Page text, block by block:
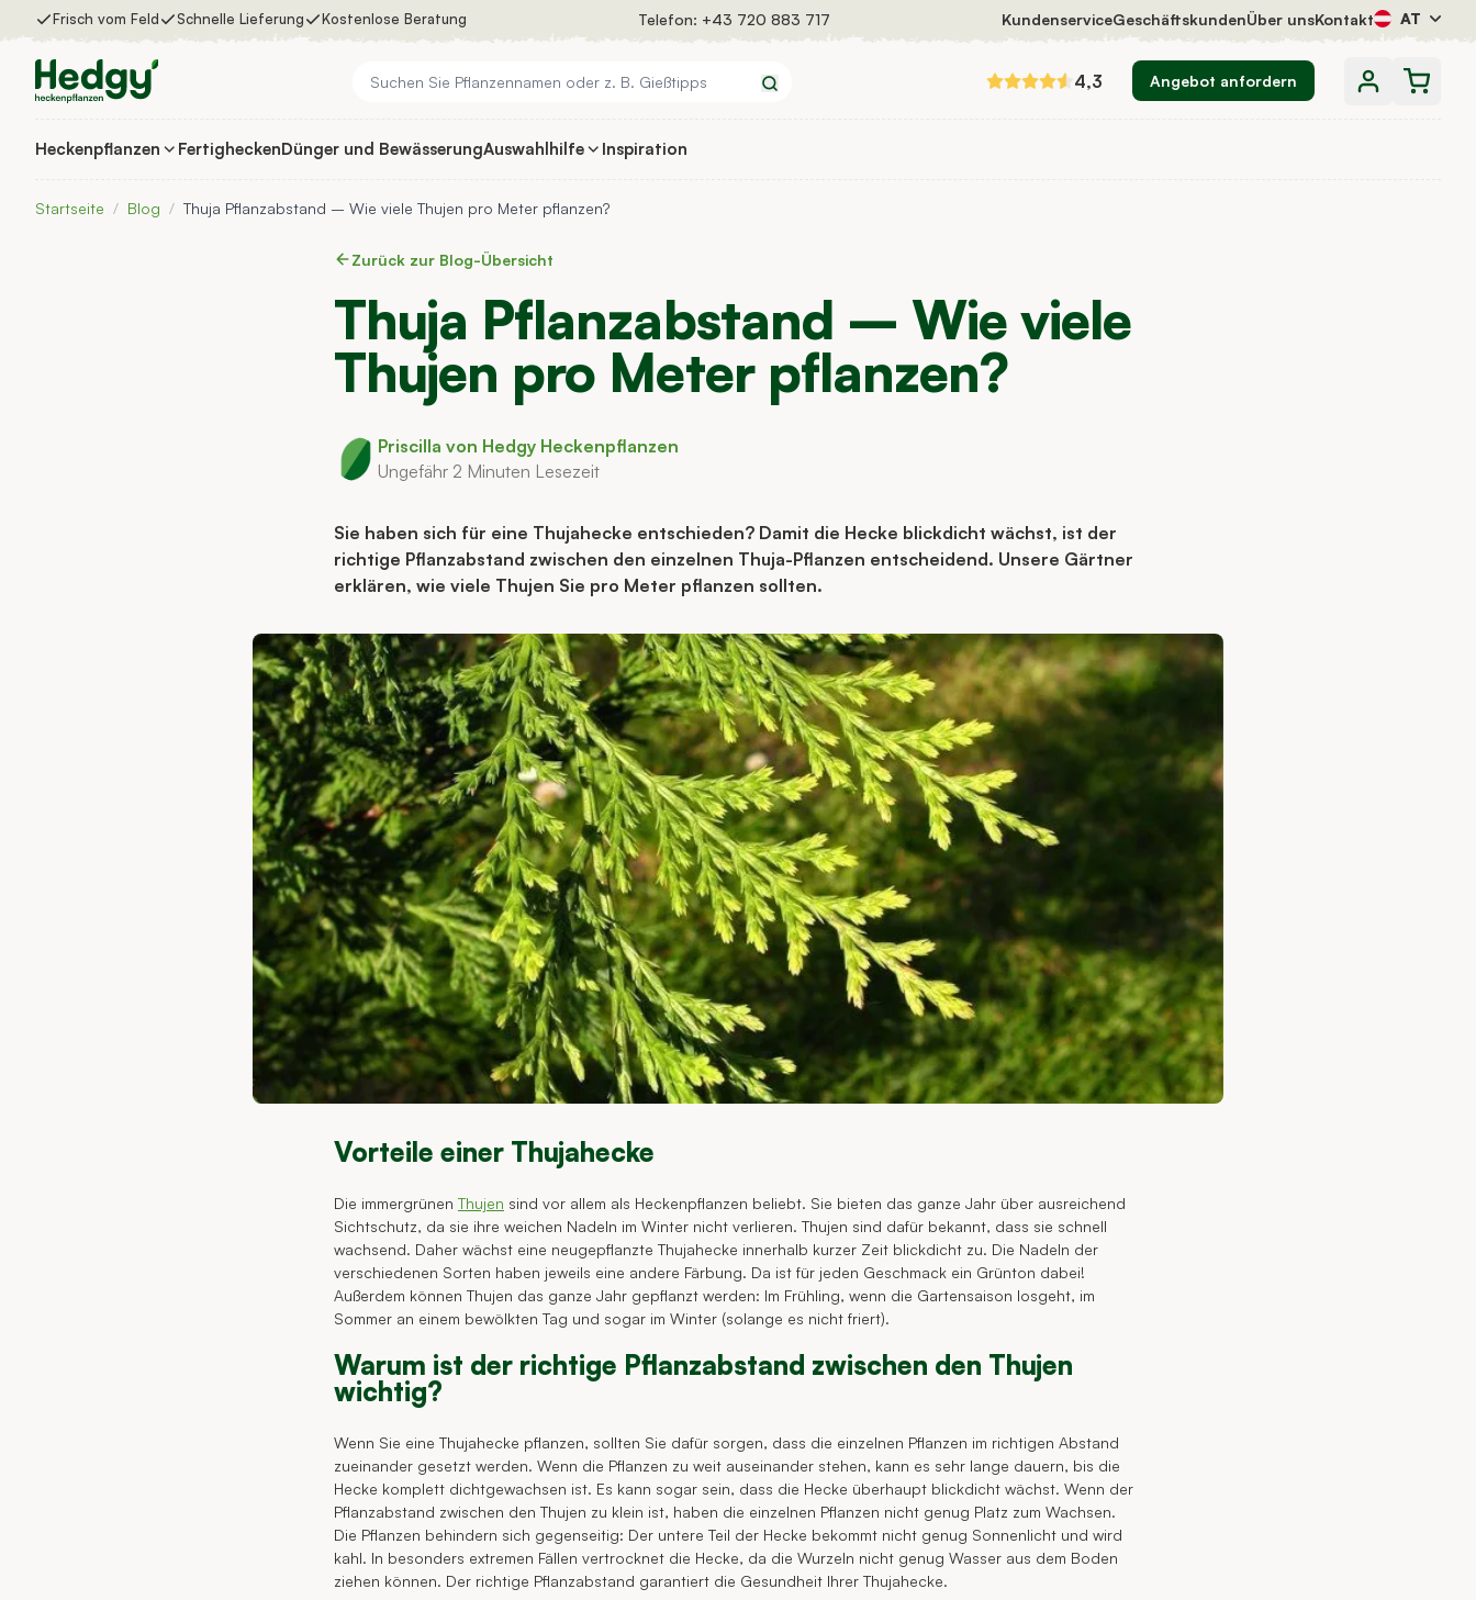
Zum Inhalt springen
Frisch vom Feld Schnelle Lieferung Kostenlose Beratung Telefon: +43 720 883 717 KundenserviceGeschäftskundenÜber unsKontakt AT
Suchen 4,3 Angebot anfordern
Heckenpflanzen
Dünger und Bewässerung
Heckenpflanzen FertigheckenDünger und BewässerungAuswahlhilfe Inspiration
Startseite / Blog / Thuja Pflanzabstand – Wie viele Thujen pro Meter pflanzen?
Zurück zur Blog-Übersicht
Thuja Pflanzabstand – Wie viele
Thujen pro Meter pflanzen?
Priscilla von Hedgy Heckenpflanzen
Ungefähr 2 Minuten Lesezeit
Sie haben sich für eine Thujahecke entschieden? Damit die Hecke blickdicht wächst, ist der
richtige Pflanzabstand zwischen den einzelnen Thuja-Pflanzen entscheidend. Unsere Gärtner
erklären, wie viele Thujen Sie pro Meter pflanzen sollten.
Vorteile einer Thujahecke
Die immergrünen Thujen sind vor allem als Heckenpflanzen beliebt. Sie bieten das ganze Jahr über ausreichend
Sichtschutz, da sie ihre weichen Nadeln im Winter nicht verlieren. Thujen sind dafür bekannt, dass sie schnell
wachsend. Daher wächst eine neugepflanzte Thujahecke innerhalb kurzer Zeit blickdicht zu. Die Nadeln der
verschiedenen Sorten haben jeweils eine andere Färbung. Da ist für jeden Geschmack ein Grünton dabei!
Außerdem können Thujen das ganze Jahr gepflanzt werden: Im Frühling, wenn die Gartensaison losgeht, im
Sommer an einem bewölkten Tag und sogar im Winter (solange es nicht friert).
Warum ist der richtige Pflanzabstand zwischen den Thujen
wichtig?
Wenn Sie eine Thujahecke pflanzen, sollten Sie dafür sorgen, dass die einzelnen Pflanzen im richtigen Abstand
zueinander gesetzt werden. Wenn die Pflanzen zu weit auseinander stehen, kann es sehr lange dauern, bis die
Hecke komplett dichtgewachsen ist. Es kann sogar sein, dass die Hecke überhaupt blickdicht wächst. Wenn der
Pflanzabstand zwischen den Thujen zu klein ist, haben die einzelnen Pflanzen nicht genug Platz zum Wachsen.
Die Pflanzen behindern sich gegenseitig: Der untere Teil der Hecke bekommt nicht genug Sonnenlicht und wird
kahl. In besonders extremen Fällen vertrocknet die Hecke, da die Wurzeln nicht genug Wasser aus dem Boden
ziehen können. Der richtige Pflanzabstand garantiert die Gesundheit Ihrer Thujahecke.